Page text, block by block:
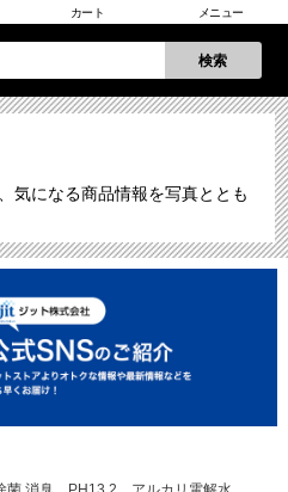
カート メニュー
検索
気になる商品情報を写真ととも